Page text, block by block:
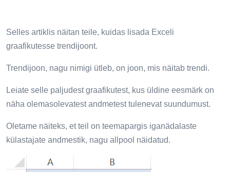
Selles artiklis näitan teile, kuidas lisada Exceli
graafikutesse trendijoont.
Trendijoon, nagu nimigi ütleb, on joon, mis näitab trendi.
Leiate selle paljudest graafikutest, kus üldine eesmärk on
näha olemasolevatest andmetest tulenevat suundumust.
Oletame näiteks, et teil on teemapargis iganädalaste
külastajate andmestik, nagu allpool näidatud.